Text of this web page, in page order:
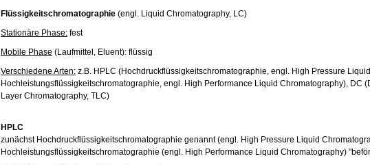
Flüssigkeitschromatographie (engl. Liquid Chromatography, LC)
Stationäre Phase: fest
Mobile Phase (Laufmittel, Eluent): flüssig
Verschiedene Arten: z.B. HPLC (Hochdruckflüssigkeitschromatographie, engl. High Pressure
Hochleistungsflüssigkeitschromatographie, engl. High Performance Liquid Chromatography), DC
Layer Chromatography, TLC)
HPLC
zunächst Hochdruckflüssigkeitschromatographie genannt (engl. High Pressure Liquid
Hochleistungsflüssigkeitschromatographie (engl. High Performance Liquid Chromatography)